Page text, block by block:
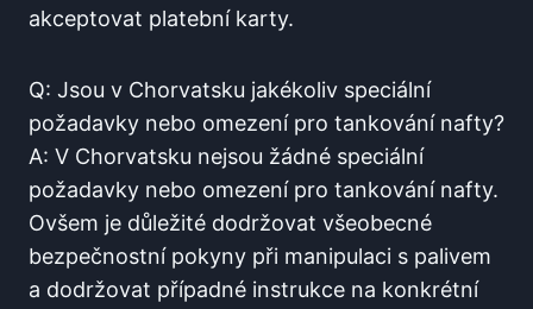
akceptovat platební karty.
Q: ‌Jsou ⁢v Chorvatsku jakékoliv speciální
požadavky ‍nebo omezení pro tankování nafty?
A: V ‍Chorvatsku ‍nejsou žádné ⁤speciální
požadavky nebo ⁣omezení​ pro tankování nafty.
Ovšem⁤ je důležité dodržovat⁢ všeobecné
bezpečnostní pokyny při manipulaci s palivem
⁤a dodržovat případné instrukce na konkrétní